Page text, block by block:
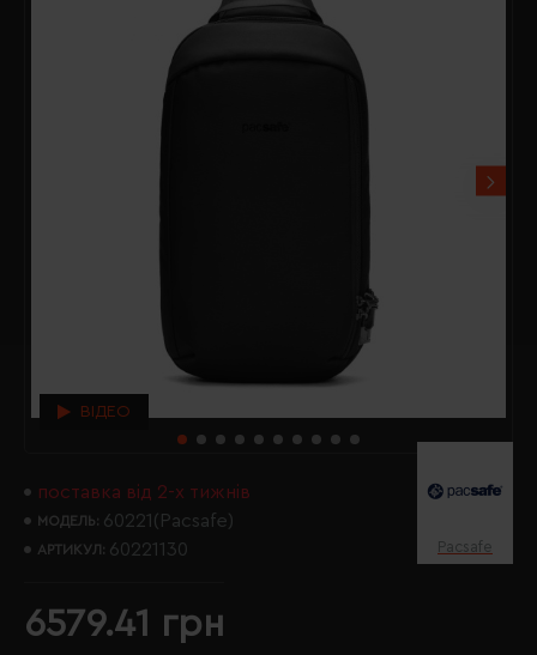
ВІДЕО
поставка від 2-х тижнів
МОДЕЛЬ: 60221(Pacsafe)
АРТИКУЛ: 60221130 Pacsafe
6579.41 грн